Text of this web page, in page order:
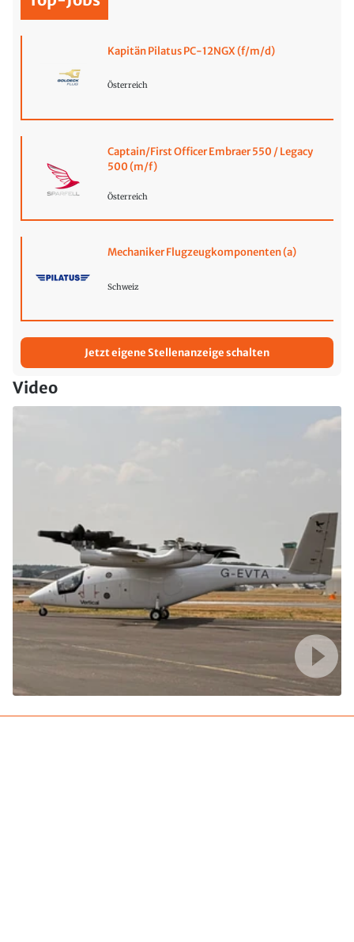
Kapitän Pilatus PC-12NGX (f/m/d)
Österreich
Captain/First Officer Embraer 550 / Legacy
500 (m/f)
Österreich
Mechaniker Flugzeugkomponenten (a)
Schweiz
Jetzt eigene Stellenanzeige schalten
Video